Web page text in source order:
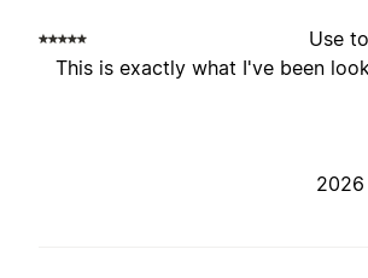
This is exactly what I've